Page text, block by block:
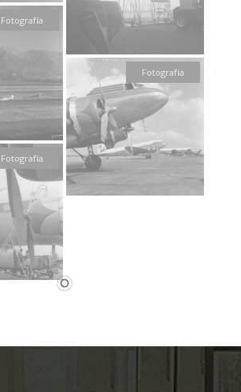
Fotografía
Fotografía
Fotografía
Fotografía